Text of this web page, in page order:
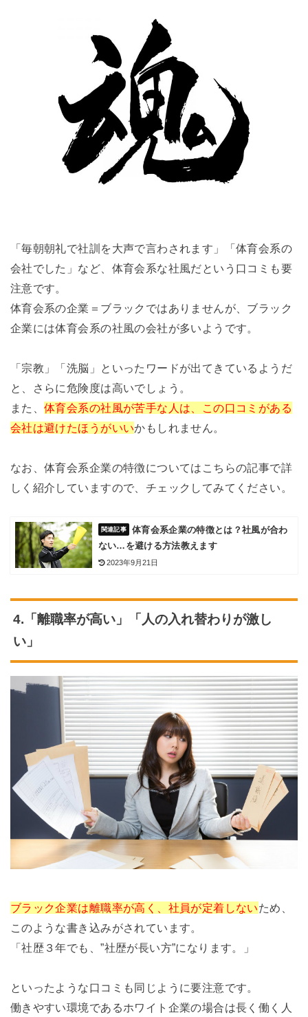
「毎朝朝礼で社訓を大声で言わされます」「体育会系の
会社でした」など、体育会系な社風だという口コミも要
注意です。
体育会系の企業＝ブラックではありませんが、ブラック
企業には体育会系の社風の会社が多いようです。
「宗教」「洗脳」といったワードが出てきているようだ
と、さらに危険度は高いでしょう。
また、体育会系の社風が苦手な人は、この口コミがある
会社は避けたほうがいいかもしれません。
なお、体育会系企業の特徴についてはこちらの記事で詳
しく紹介していますので、チェックしてみてください。
体育会系企業の特徴とは？社風が合わ
ない…を避ける方法教えます
2023年9月21日
4.「離職率が高い」「人の入れ替わりが激し
い」
ブラック企業は離職率が高く、社員が定着しないため、
このような書き込みがされています。
「社歴３年でも、”社歴が長い方”になります。」
といったような口コミも同じように要注意です。
働きやすい環境であるホワイト企業の場合は長く働く人